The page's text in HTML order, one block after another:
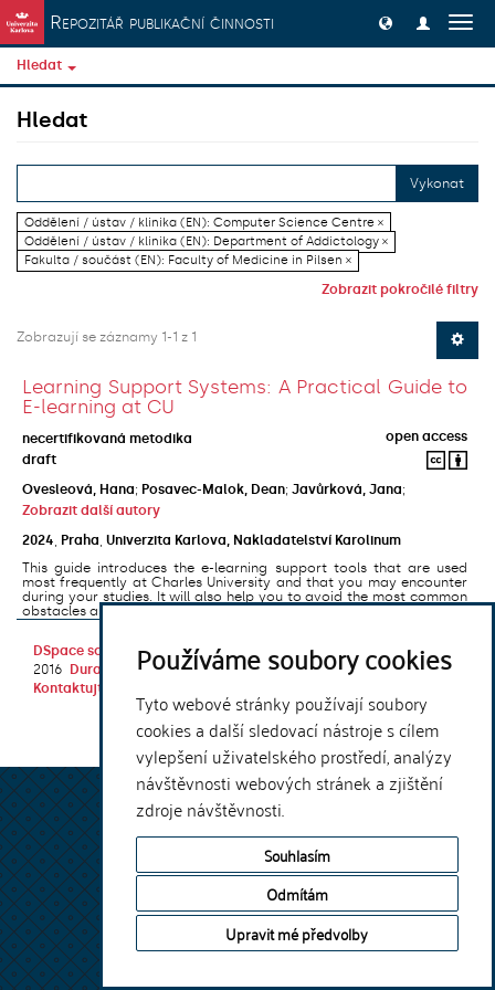
Používáme soubory cookies
Tyto webové stránky používají soubory
cookies a další sledovací nástroje s cílem
vylepšení uživatelského prostředí, analýzy
návštěvnosti webových stránek a zjištění
zdroje návštěvnosti.
Souhlasím
Odmítám
Upravit mé předvolby
Přeskočit na obsah
Repozitář publikační činnosti
Hledat
Hledat
Vykonat
Oddělení / ústav / klinika (EN): Computer Science Centre ×
Oddělení / ústav / klinika (EN): Department of Addictology ×
Fakulta / součást (EN): Faculty of Medicine in Pilsen ×
Zobrazit pokročilé filtry
Zobrazují se záznamy 1-1 z 1
Learning Support Systems: A Practical Guide to
E-learning at CU
necertifikovaná metodika
open access
draft
Ovesleová, Hana; Posavec-Malok, Dean; Javůrková, Jana;
Zobrazit další autory
2024
Praha Univerzita Karlova, Nakladatelství Karolinum
This guide introduces the e-learning support tools that are used
most frequently at Charles University and that you may encounter
during your studies. It will also help you to avoid the most common
obstacles associated ...
DSpace softwarecopyright © 2002-
2016
DuraSpace
Kontaktujte nás